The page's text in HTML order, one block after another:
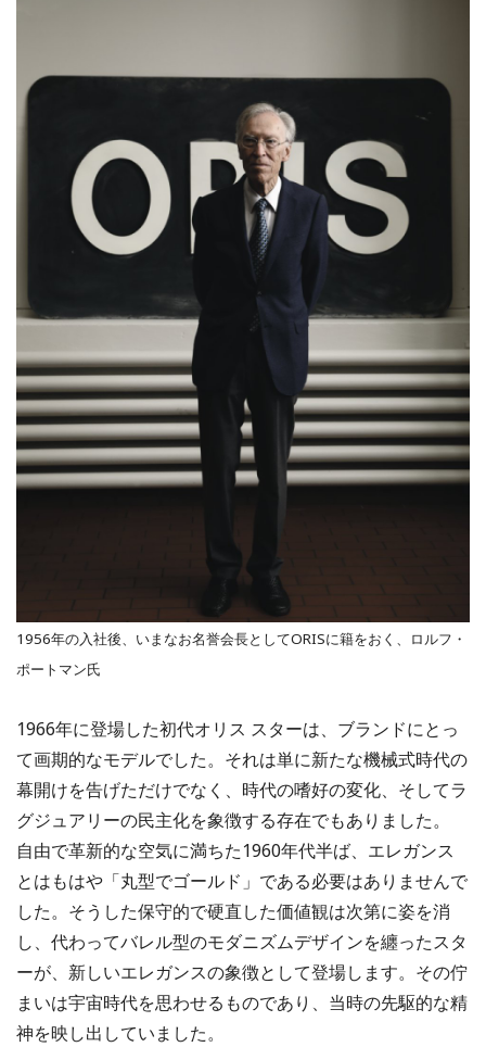
1956年の入社後、いまなお名誉会長としてORISに籍をおく、ロルフ・
ポートマン氏
1966年に登場した初代オリス スターは、ブランドにとっ
て画期的なモデルでした。それは単に新たな機械式時代の
幕開けを告げただけでなく、時代の嗜好の変化、そしてラ
グジュアリーの民主化を象徴する存在でもありました。
自由で革新的な空気に満ちた1960年代半ば、エレガンス
とはもはや「丸型でゴールド」である必要はありませんで
した。そうした保守的で硬直した価値観は次第に姿を消
し、代わってバレル型のモダニズムデザインを纏ったスタ
ーが、新しいエレガンスの象徴として登場します。その佇
まいは宇宙時代を思わせるものであり、当時の先駆的な精
神を映し出していました。